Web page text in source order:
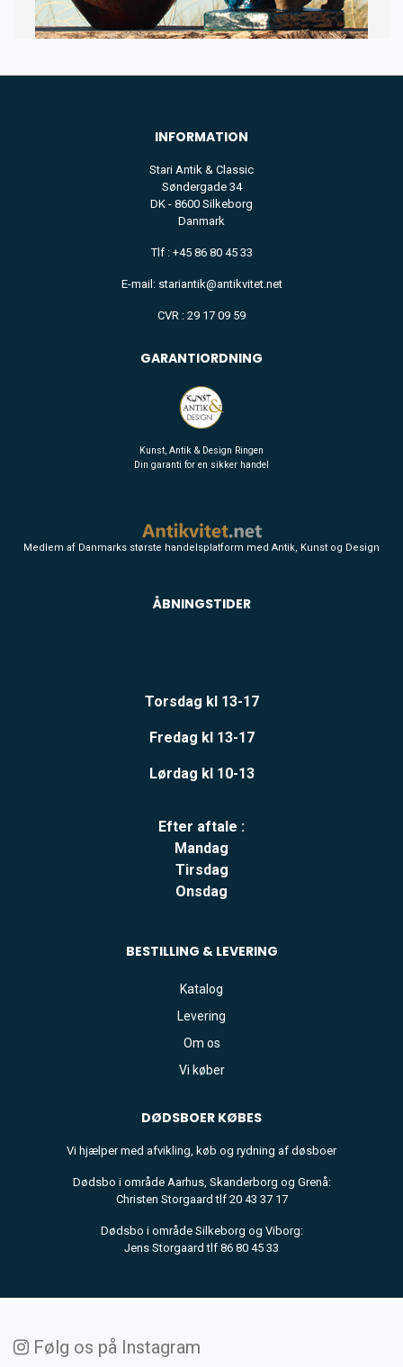
FINE ART
CERAMIC
INFORMATION
Stari Antik & Classic
Søndergade 34
DK - 8600 Silkeborg
Danmark
Tlf : +45 86 80 45 33
E-mail: stariantik@antikvitet.net
CVR : 29 17 09 59
GARANTIORDNING
Kunst, Antik & Design Ringen
Din garanti for en sikker handel
Medlem af Danmarks største handelsplatform med Antik, Kunst og Design
ÅBNINGSTIDER
Torsdag kl 13-17
Fredag kl 13-17
Lørdag kl 10-13
Efter aftale :
Mandag
Tirsdag
Onsdag
BESTILLING & LEVERING
Katalog
Levering
Om os
Vi køber
DØDSBOER KØBES
Vi hjælper med afvikling, køb og rydning af døsboer
Dødsbo i område Aarhus, Skanderborg og Grenå:
Christen Storgaard tlf 20 43 37 17
Dødsbo i område Silkeborg og Viborg:
Jens Storgaard tlf 86 80 45 33
Følg os på Instagram